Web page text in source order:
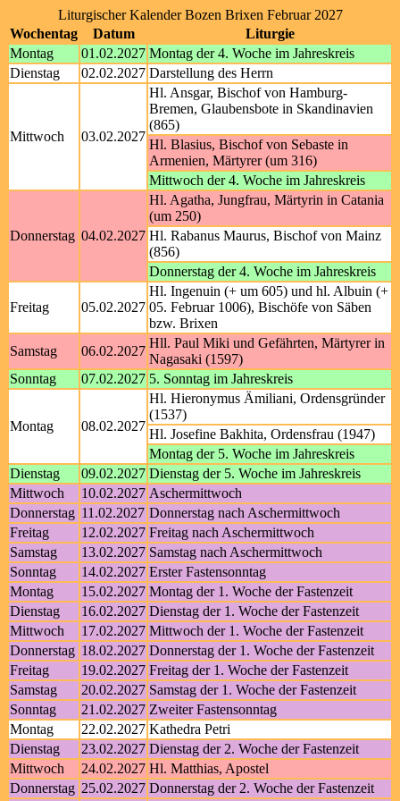
Liturgischer Kalender Bozen Brixen Februar 2027
Wochentag
Datum
Liturgie
Montag
01.02.2027 Montag der 4. Woche im Jahreskreis
Dienstag
02.02.2027 Darstellung des Herrn
Mittwoch 03.02.2027
Hl. Ansgar, Bischof von Hamburg-
Bremen, Glaubensbote in Skandinavien
(865)
Hl. Blasius, Bischof von Sebaste in
Armenien, Märtyrer (um 316)
Mittwoch der 4. Woche im Jahreskreis
Donnerstag 04.02.2027
Hl. Agatha, Jungfrau, Märtyrin in Catania
(um 250)
Hl. Rabanus Maurus, Bischof von Mainz
(856)
Donnerstag der 4. Woche im Jahreskreis
Freitag 05.02.2027
Hl. Ingenuin (+ um 605) und hl. Albuin (+
05. Februar 1006), Bischöfe von Säben
bzw. Brixen
Samstag
06.02.2027
Hll. Paul Miki und Gefährten, Märtyrer in
Nagasaki (1597)
Sonntag
07.02.2027 5. Sonntag im Jahreskreis
Montag 08.02.2027
Hl. Hieronymus Ämiliani, Ordensgründer
(1537)
Hl. Josefine Bakhita, Ordensfrau (1947)
Montag der 5. Woche im Jahreskreis
Dienstag
09.02.2027 Dienstag der 5. Woche im Jahreskreis
Mittwoch
10.02.2027 Aschermittwoch
Donnerstag 11.02.2027 Donnerstag nach Aschermittwoch
Freitag
12.02.2027 Freitag nach Aschermittwoch
Samstag
13.02.2027 Samstag nach Aschermittwoch
Sonntag
14.02.2027 Erster Fastensonntag
Montag
15.02.2027 Montag der 1. Woche der Fastenzeit
Dienstag
16.02.2027 Dienstag der 1. Woche der Fastenzeit
Mittwoch
17.02.2027 Mittwoch der 1. Woche der Fastenzeit
Donnerstag 18.02.2027 Donnerstag der 1. Woche der Fastenzeit
Freitag
19.02.2027 Freitag der 1. Woche der Fastenzeit
Samstag
20.02.2027 Samstag der 1. Woche der Fastenzeit
Sonntag
21.02.2027 Zweiter Fastensonntag
Montag
22.02.2027 Kathedra Petri
Dienstag
23.02.2027 Dienstag der 2. Woche der Fastenzeit
Mittwoch
24.02.2027 Hl. Matthias, Apostel
Donnerstag 25.02.2027 Donnerstag der 2. Woche der Fastenzeit